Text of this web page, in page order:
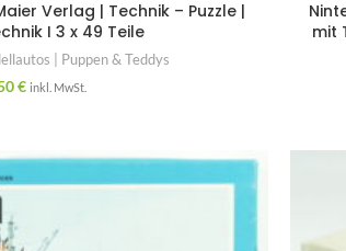
Verlag | Technik – Puzzle |
I 3 x 49 Teile
| Puppen & Teddys
€ inkl. MwSt.
mit